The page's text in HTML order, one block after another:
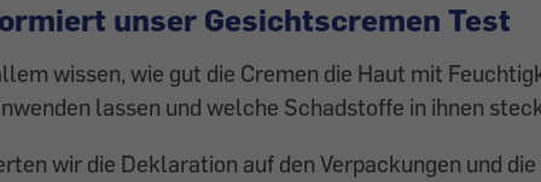
unser Gesichtscremen Test
wissen, wie gut die Cremen die Haut mit
lassen und welche Schadstoffe in ihnen
wir die Deklaration auf den Verpackungen und die